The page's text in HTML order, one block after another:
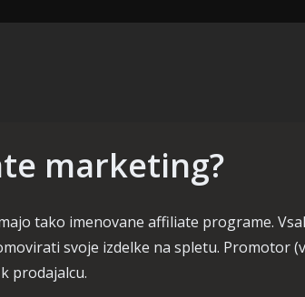
marketing?
tako imenovane affiliate programe.
svoje izdelke na spletu. Promotor
prodajalcu.